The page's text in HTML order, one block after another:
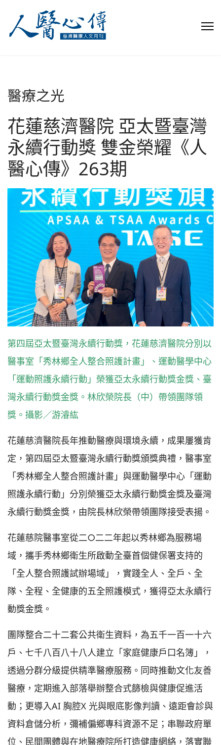
醫療之光
花蓮慈濟醫院 亞太暨臺灣
永續行動獎 雙金榮耀《人
醫心傳》263期
第四屆亞太暨臺灣永續行動獎，花蓮慈濟醫院分別以
醫事室「秀林鄉全人整合照護計畫」、運動醫學中心
「運動照護永續行動」榮獲亞太永續行動獎金獎、臺
灣永續行動獎金獎。林欣榮院長（中）帶領團隊領
獎。攝影／游濬紘
花蓮慈濟醫院長年推動醫療與環境永續，成果屢獲肯
定，第四屆亞太暨臺灣永續行動獎頒獎典禮，醫事室
「秀林鄉全人整合照護計畫」與運動醫學中心「運動
照護永續行動」分別榮獲亞太永續行動獎金獎及臺灣
永續行動獎金獎，由院長林欣榮帶領團隊接受表揚。
花蓮慈院醫事室從二○二二年起以秀林鄉為服務場
域，攜手秀林鄉衛生所啟動全臺首個健保署支持的
「全人整合照護試辦場域」，實踐全人、全戶、全
隊、全程、全健康的五全照護模式，獲得亞太永續行
動獎金獎。
團隊整合二十二套公共衛生資料，為五千一百一十六
戶、七千八百八十八人建立「家庭健康戶口名簿」，
透過分群分級提供精準醫療服務。同時推動文化友善
醫療，定期進入部落舉辦整合式篩檢與健康促進活
動；更導入AI 胸腔X 光與眼底影像判讀、遠距會診與
資料倉儲分析，彌補偏鄉專科資源不足；串聯政府單
位、民間團體與在地醫療院所打造健康網絡，落實聯